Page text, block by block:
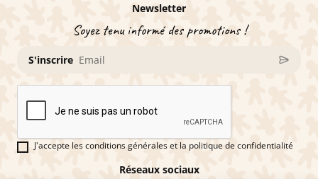
Newsletter
Soyez tenu informé des promotions !
S'inscrire
J'accepte les conditions générales et la politique de confidentialité
Réseaux sociaux